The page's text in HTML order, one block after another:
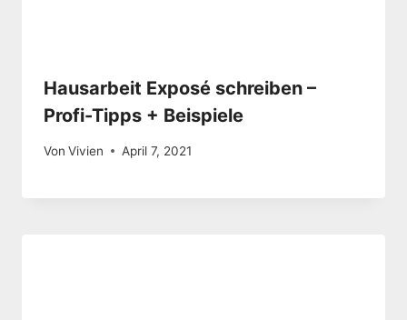
Hausarbeit Exposé schreiben –
Profi-Tipps + Beispiele
Von Vivien April 7, 2021